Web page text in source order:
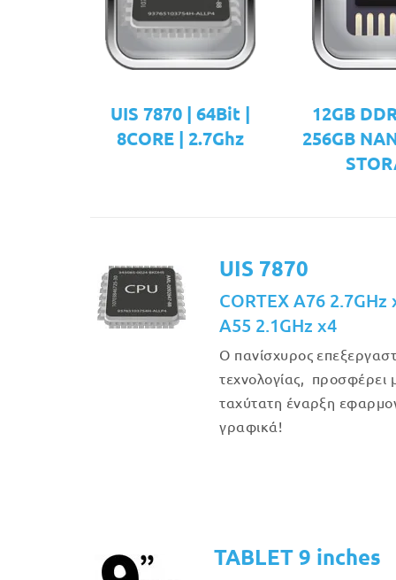
UIS 7870 | 64Bit |
8CORE | 2.7Ghz
12GB
256GB
UIS 7870
CORTEX A76
A55 2.1GHz x4
Ο πανίσχυρος
τεχνολογίας, προσφέρει
ταχύτατη έναρξη
γραφικά!
TABLET 9 inches